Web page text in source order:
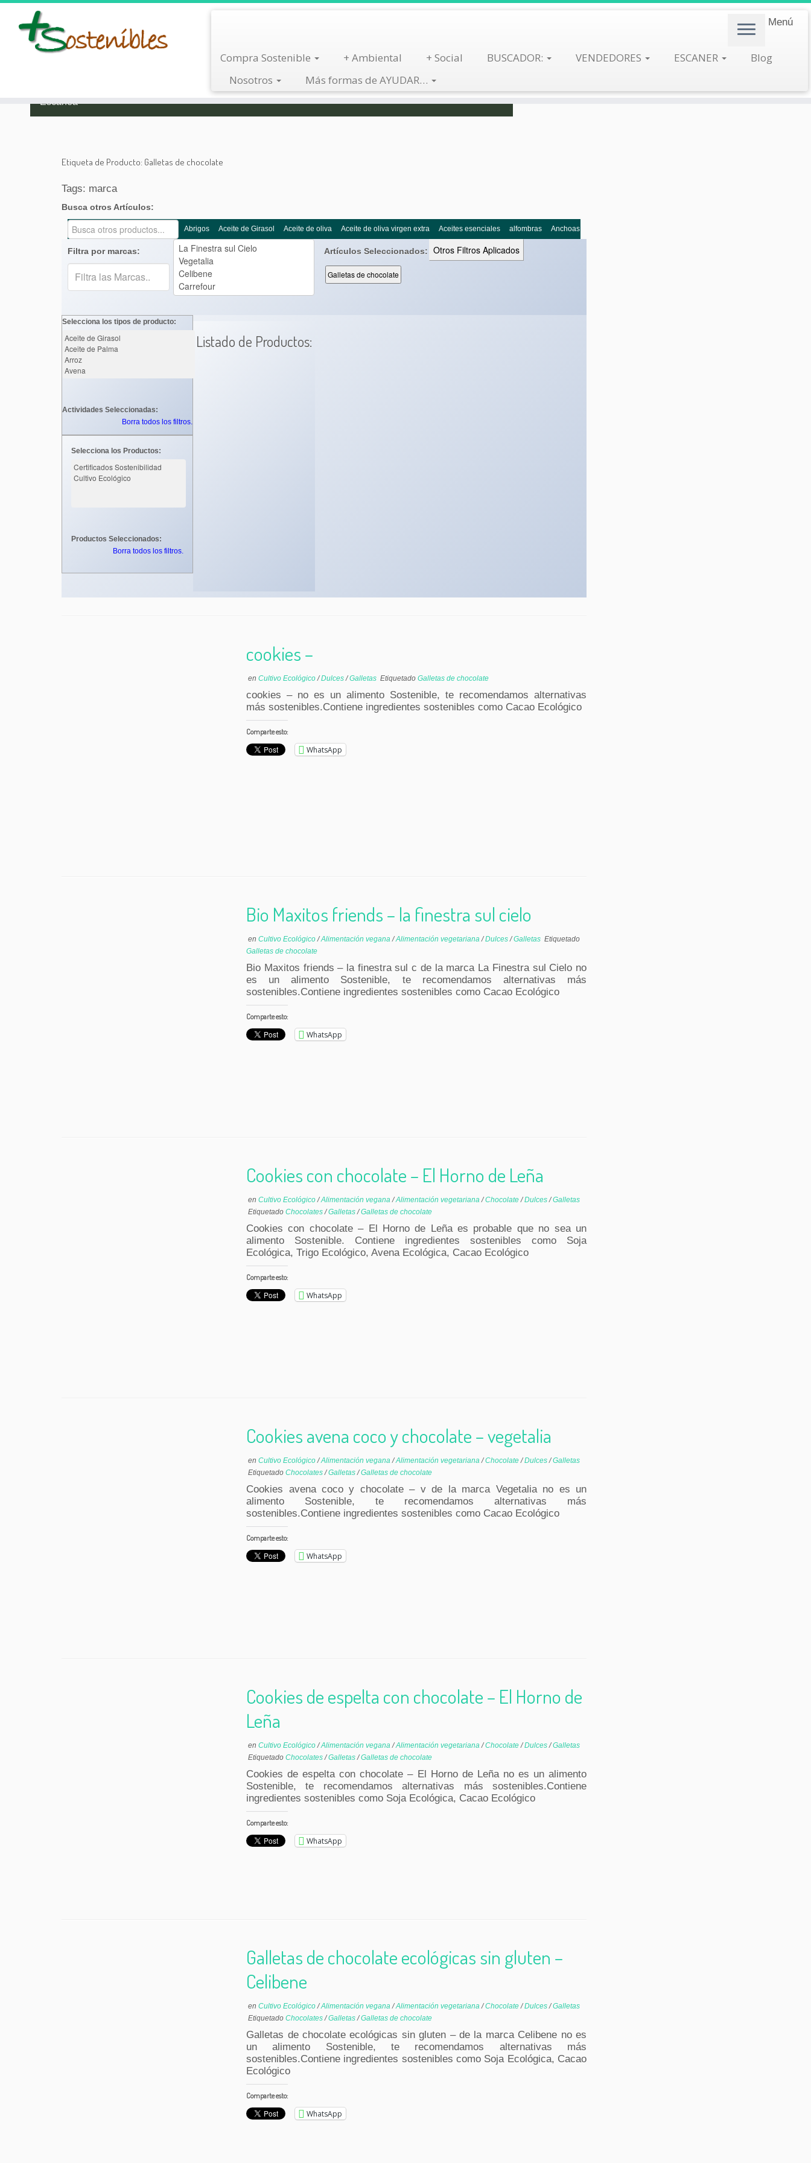
Saltar
contenido
Menú
Compra Sostenible + Ambiental + Social BUSCADOR: VENDEDORES ESCANER
Blog
Nosotros
Más formas de AYUDAR…
Escanea
Etiqueta de Producto: Galletas de chocolate
Tags: marca
Busca otros Artículos:
Abrigos Aceite de Girasol Aceite de oliva Aceite de oliva virgen extra Aceites esenciales alfombras Anchoas en conserva
Filtra por marcas: Artículos Seleccionados:
Galletas de chocolate
Otros Filtros Aplicados
Selecciona los tipos de producto:
Actividades Seleccionadas:
Borra todos los filtros.
Selecciona los Productos:
Productos Seleccionados:
Borra todos los filtros.
Listado de Productos:
cookies –
enCultivo Ecológico/Dulces/Galletas EtiquetadoGalletas de chocolate
cookies – no es un alimento Sostenible, te recomendamos alternativas
más sostenibles.Contiene ingredientes sostenibles como Cacao Ecológico
Comparte esto:
WhatsApp
Bio Maxitos friends – la finestra sul cielo
enCultivo Ecológico/Alimentación vegana/Alimentación vegetariana/Dulces/Galletas Etiquetado
Galletas de chocolate
Bio Maxitos friends – la finestra sul c de la marca La Finestra sul Cielo no
es un alimento Sostenible, te recomendamos alternativas más
sostenibles.Contiene ingredientes sostenibles como Cacao Ecológico
Comparte esto:
WhatsApp
Cookies con chocolate – El Horno de Leña
enCultivo Ecológico/Alimentación vegana/Alimentación vegetariana/Chocolate/Dulces/Galletas
EtiquetadoChocolates/Galletas/Galletas de chocolate
Cookies con chocolate – El Horno de Leña es probable que no sea un
alimento Sostenible. Contiene ingredientes sostenibles como Soja
Ecológica, Trigo Ecológico, Avena Ecológica, Cacao Ecológico
Comparte esto:
WhatsApp
Cookies avena coco y chocolate – vegetalia
enCultivo Ecológico/Alimentación vegana/Alimentación vegetariana/Chocolate/Dulces/Galletas
EtiquetadoChocolates/Galletas/Galletas de chocolate
Cookies avena coco y chocolate – v de la marca Vegetalia no es un
alimento Sostenible, te recomendamos alternativas más
sostenibles.Contiene ingredientes sostenibles como Cacao Ecológico
Comparte esto:
WhatsApp
Cookies de espelta con chocolate – El Horno de
Leña
enCultivo Ecológico/Alimentación vegana/Alimentación vegetariana/Chocolate/Dulces/Galletas
EtiquetadoChocolates/Galletas/Galletas de chocolate
Cookies de espelta con chocolate – El Horno de Leña no es un alimento
Sostenible, te recomendamos alternativas más sostenibles.Contiene
ingredientes sostenibles como Soja Ecológica, Cacao Ecológico
Comparte esto:
WhatsApp
Galletas de chocolate ecológicas sin gluten –
Celibene
enCultivo Ecológico/Alimentación vegana/Alimentación vegetariana/Chocolate/Dulces/Galletas
EtiquetadoChocolates/Galletas/Galletas de chocolate
Galletas de chocolate ecológicas sin gluten – de la marca Celibene no es
un alimento Sostenible, te recomendamos alternativas más
sostenibles.Contiene ingredientes sostenibles como Soja Ecológica, Cacao
Ecológico
Comparte esto:
WhatsApp